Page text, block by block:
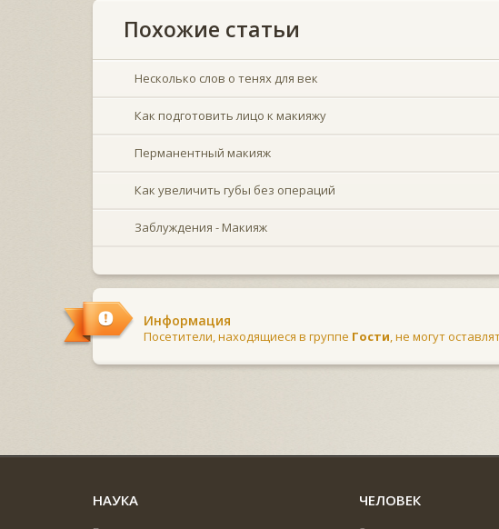
Похожие статьи
Несколько слов о тенях для век
Как подготовить лицо к макияжу
Перманентный макияж
Как увеличить губы без операций
Заблуждения - Макияж
Информация
Посетители, находящиеся в группе Гости, не могут
НАУКА ЧЕЛОВЕК